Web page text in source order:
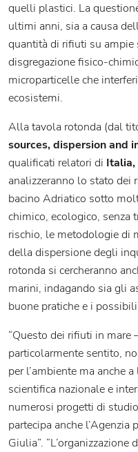
quelli plastici. La
ultimi anni, sia a causa
quantità di rifiuti su ampie
disgregazione fisico-
microparticelle che
ecosistemi.
Alla tavola rotonda (dal
sources, dispersion and
qualificati relatori di Italia,
analizzeranno lo stato dei
bacino Adriatico sotto
chimico, ecologico, senza
rischio, le metodologie di
della dispersione degli
rotonda si cercheranno
marini, indagando sia gli
buone pratiche e i
“Questo dei rifiuti in mare
particolarmente sentito,
per l’ambiente ma anche
scientifica nazionale e
numerosi progetti di
partecipa anche l’Agenzia
Giulia”.